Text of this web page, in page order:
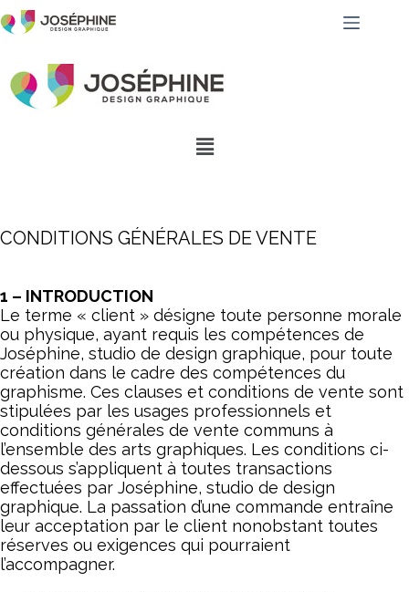
CONDITIONS GÉNÉRALES DE VENTE
1 – INTRODUCTION
Le terme « client » désigne toute personne morale
ou physique, ayant requis les compétences de
Joséphine, studio de design graphique, pour toute
création dans le cadre des compétences du
graphisme. Ces clauses et conditions de vente sont
stipulées par les usages professionnels et
conditions générales de vente communs à
l’ensemble des arts graphiques. Les conditions ci-
dessous s’appliquent à toutes transactions
effectuées par Joséphine, studio de design
graphique. La passation d’une commande entraîne
leur acceptation par le client nonobstant toutes
réserves ou exigences qui pourraient
l’accompagner.